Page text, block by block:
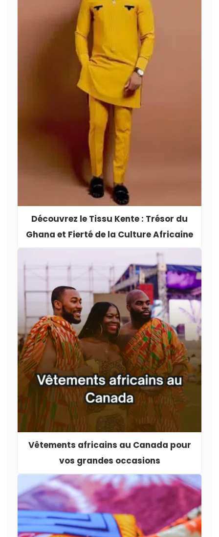
Découvrez le Tissu Kente : Trésor du
Ghana et Fierté de la Culture Africaine
Vêtements africains au Canada pour
vos grandes occasions